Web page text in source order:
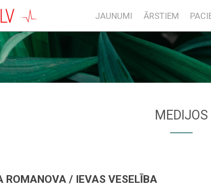
JAUNUMI ĀRSTIEM
MEDIJOS
ROMANOVA / IEVAS VESELĪBA